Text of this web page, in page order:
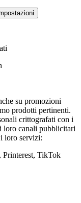
su promozioni
prodotti pertinenti.
crittografati con i
loro canali pubblicitari
loro servizi:
TikTok